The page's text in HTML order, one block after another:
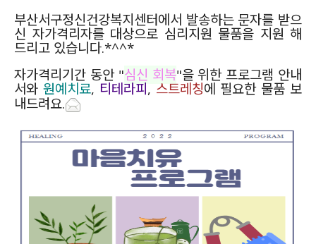
부산서구정신건강복지센터에서 발송하는 문자를 받으
신 자가격리자를 대상으로 심리지원 물품을 지원 해
드리고 있습니다.*^^*
자가격리기간 동안 "심신 회복"을 위한 프로그램 안내
서와 원예치료, 티테라피, 스트레칭에 필요한 물품 보
내드려요.